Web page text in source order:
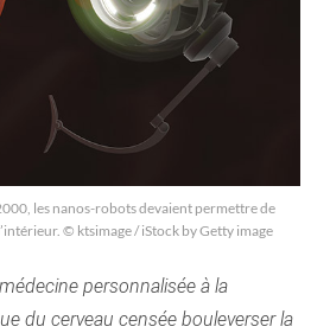
les nanos-robots devaient permettre de
© ktsimage / iStock by Getty image
personnalisée à la
du cerveau censée bouleverser la